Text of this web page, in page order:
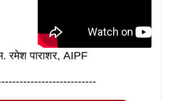
रमेश पाराशर, AIPF